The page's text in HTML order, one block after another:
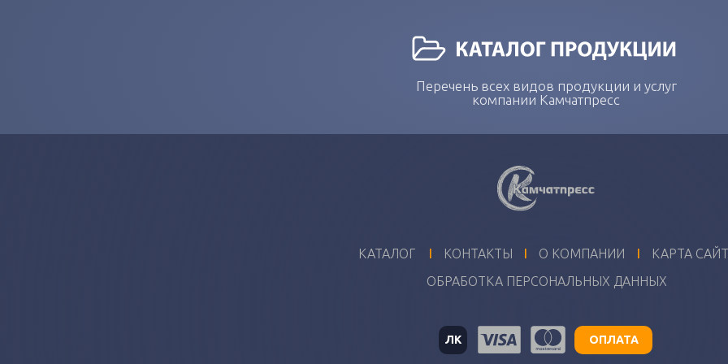
Перечень всех видов продукции и услуг
компании Камчатпресс
ЛК ОПЛАТА
I I I
КАРТА
ОБРАБОТКА ПЕРСОНАЛЬНЫХ ДАННЫХ
О КОМПАНИИ
КОНТАКТЫ
КАТАЛОГ